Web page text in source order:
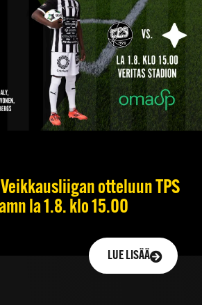
otteluun TPS
la 1.8. klo 15.00
LUE LISÄÄ